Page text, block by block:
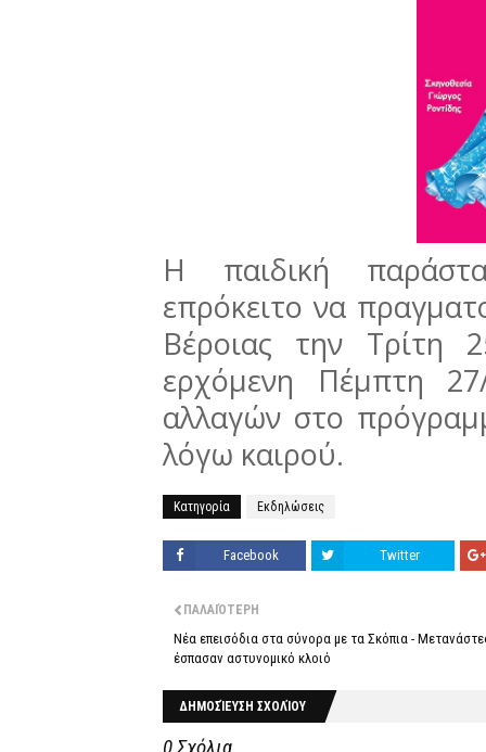
Η παιδική
επρόκειτο να
Βέροιας την Τρίτη
ερχόμενη Πέμπτη
αλλαγών στο
λόγω καιρού.
Κατηγορία Εκδηλώσεις
Facebook Twitter
ΠΑΛΑΙΌΤΕΡΗ
Νέα επεισόδια στα σύνορα με τα Σκόπια -
έσπασαν αστυνομικό κλοιό
ΔΗΜΟΣΊΕΥΣΗ ΣΧΟΛΊΟΥ